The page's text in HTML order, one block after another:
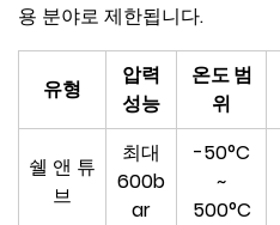
용 분야로 제한됩니다.
유형
압력
성능
온도 범
위
쉘 앤 튜
브
최대
600b
ar
-50°C
~
500°C